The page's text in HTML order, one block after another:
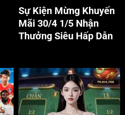
Sự Kiện Mừng Khuyến
Mãi 30/4 1/5 Nhận
Thưởng Siêu Hấp Dẫn